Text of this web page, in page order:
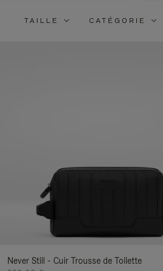
TAILLE CATÉGORIE
Never Still - Cuir Trousse de Toilette